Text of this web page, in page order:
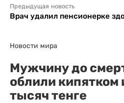
Предыдущая новость
Врач удалил пенсионерке
Новости мира
Мужчину до
облили кипятком
тысяч тенге